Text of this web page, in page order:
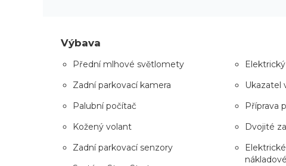
Výbava
Přední mlhové světlomety
Zadní parkovací kamera
Palubní počítač
Kožený volant
Zadní parkovací senzory
Ukazatel
Příprava
Dvojité